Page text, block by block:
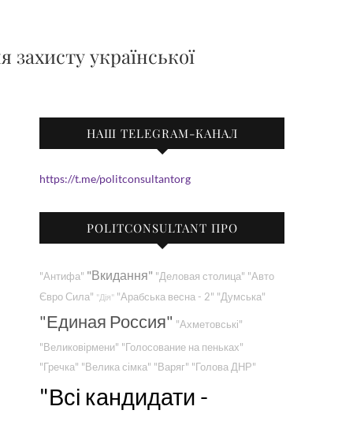
української
НАШ TELEGRAM-КАНАЛ
https://t.me/politconsultantorg
POLITCONSULTANT ПРО
"Антифа" "Вкидання" "Деловая столица" "Авто
Євро Сила" "Дія" "Арабська весна - 2" "Думська"
"Единая Россия" "Ахметовські"
"Великовірмени" "Голосование на пеньках"
"Гречка" "Велика сімка" "Варяг" "Голова ДНР"
"Всі кандидати -